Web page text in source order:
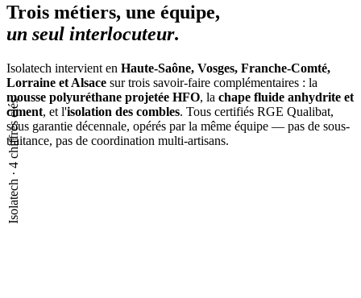
Trois métiers, une équipe,
un seul interlocuteur.
Isolatech intervient en Haute-Saône, Vosges, Franche-Comté,
Lorraine et Alsace sur trois savoir-faire complémentaires : la
mousse polyuréthane projetée HFO, la chape fluide anhydrite et
ciment, et l'isolation des combles. Tous certifiés RGE Qualibat,
sous garantie décennale, opérés par la même équipe — pas de sous-
traitance, pas de coordination multi-artisans.
Isolatech · 4 chiffres clés